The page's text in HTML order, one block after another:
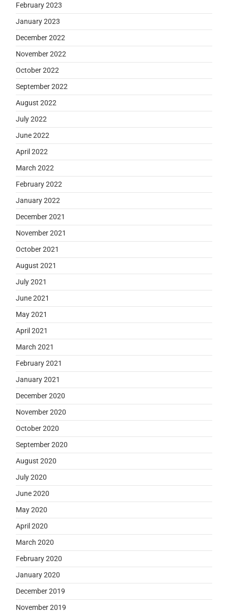
February 2023
January 2023
December 2022
November 2022
October 2022
September 2022
August 2022
July 2022
June 2022
April 2022
March 2022
February 2022
January 2022
December 2021
November 2021
October 2021
August 2021
July 2021
June 2021
May 2021
April 2021
March 2021
February 2021
January 2021
December 2020
November 2020
October 2020
September 2020
August 2020
July 2020
June 2020
May 2020
April 2020
March 2020
February 2020
January 2020
December 2019
November 2019